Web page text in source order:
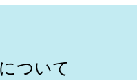
ついて